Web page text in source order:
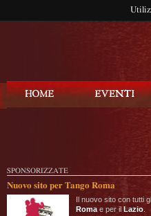
SPONSORIZZATE
Nuovo sito per Tango Roma
Il nuovo sito con tutti
Roma e per il Lazio